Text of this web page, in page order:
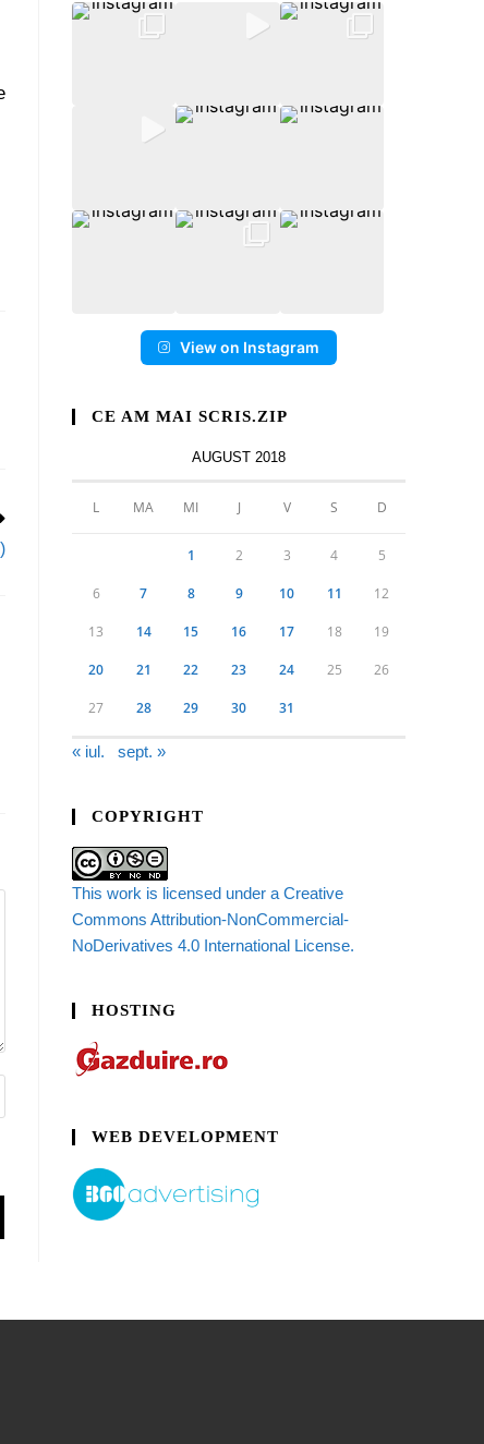
View on Instagram
CE AM MAI SCRIS.ZIP
AUGUST 2018
L MA MI J V S D
1 2 3 4 5
6 7 8 9 10 11 12
13 14 15 16 17 18 19
20 21 22 23 24 25 26
27 28 29 30 31
« iul. sept. »
COPYRIGHT
This work is licensed under a Creative
Commons Attribution-NonCommercial-
NoDerivatives 4.0 International License.
HOSTING
WEB DEVELOPMENT